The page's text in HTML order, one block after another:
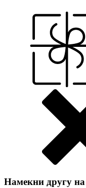
Намекни другу